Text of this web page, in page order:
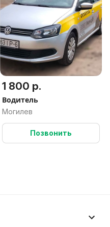
1 800 р.
Водитель
Могилев
Позвонить